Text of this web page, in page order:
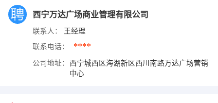
西宁万达广场商业管理有限公司
联系人： 王经理
联系电话： ****
公司地址：
西宁城西区海湖新区西川南路万达广场营销
中心